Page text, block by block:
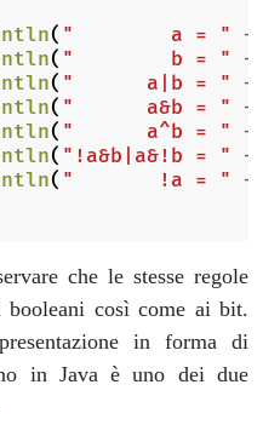
( "        a = "
+
( "        b = "
+
( "      a|b = "
+
( "      a&b = "
+
( "      a^b = "
+
( "!a&b|a&!b = "
+
( "       !a = "
+
che le stesse regole
così come ai bit.
in forma di
in Java è uno dei due